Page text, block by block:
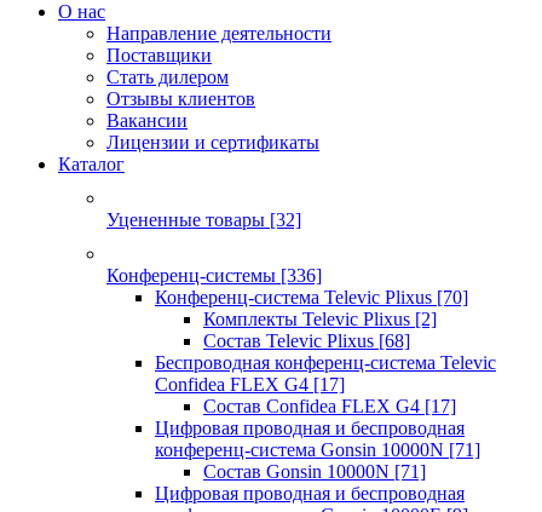
О нас
Направление деятельности
Поставщики
Стать дилером
Отзывы клиентов
Вакансии
Лицензии и сертификаты
Каталог
Уцененные товары [32]
Конференц-системы [336]
Конференц-система Televic Plixus [70]
Комплекты Televic Plixus [2]
Состав Televic Plixus [68]
Беспроводная конференц-система Televic
Confidea FLEX G4 [17]
Состав Confidea FLEX G4 [17]
Цифровая проводная и беспроводная
конференц-система Gonsin 10000N [71]
Состав Gonsin 10000N [71]
Цифровая проводная и беспроводная